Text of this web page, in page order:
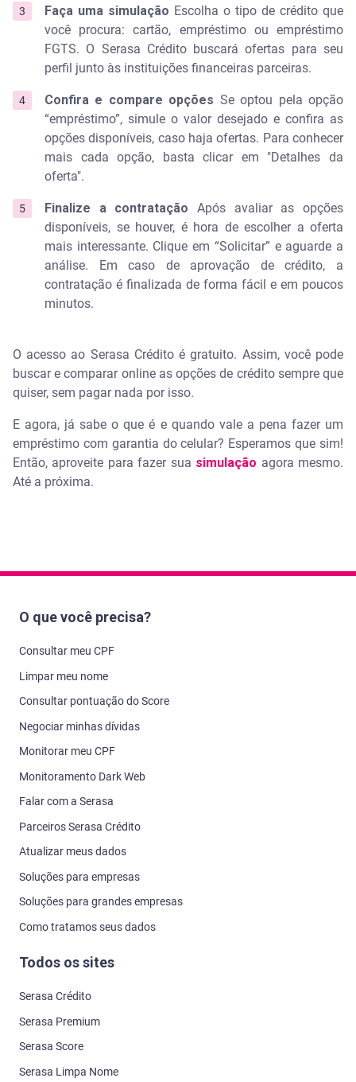
Faça uma simulação Escolha o tipo de crédito que
você procura: cartão, empréstimo ou empréstimo
FGTS. O Serasa Crédito buscará ofertas para seu
perfil junto às instituições financeiras parceiras.
Confira e compare opções Se optou pela opção
“empréstimo”, simule o valor desejado e confira as
opções disponíveis, caso haja ofertas. Para conhecer
mais cada opção, basta clicar em "Detalhes da
oferta".
Finalize a contratação Após avaliar as opções
disponíveis, se houver, é hora de escolher a oferta
mais interessante. Clique em “Solicitar” e aguarde a
análise. Em caso de aprovação de crédito, a
contratação é finalizada de forma fácil e em poucos
minutos.
O acesso ao Serasa Crédito é gratuito. Assim, você pode
buscar e comparar online as opções de crédito sempre que
quiser, sem pagar nada por isso.
E agora, já sabe o que é e quando vale a pena fazer um
empréstimo com garantia do celular? Esperamos que sim!
Então, aproveite para fazer sua simulação agora mesmo.
Até a próxima.
O que você precisa?
Consultar meu CPF
Limpar meu nome
Consultar pontuação do Score
Negociar minhas dívidas
Monitorar meu CPF
Monitoramento Dark Web
Falar com a Serasa
Parceiros Serasa Crédito
Atualizar meus dados
Soluções para empresas
Soluções para grandes empresas
Como tratamos seus dados
Todos os sites
Serasa Crédito
Serasa Premium
Serasa Score
Serasa Limpa Nome